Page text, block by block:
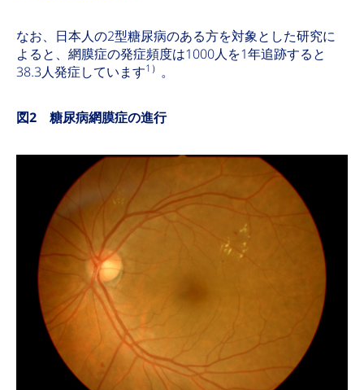
なお、日本人の2型糖尿病のある方を対象とした研究に
よると、網膜症の発症頻度は1000人を1年追跡すると
38.3人発症しています1） 。
図2 糖尿病網膜症の進行